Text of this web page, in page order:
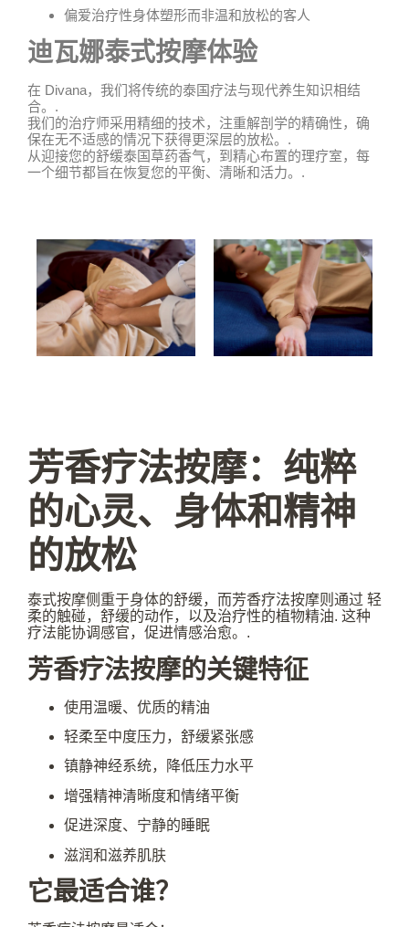
偏爱治疗性身体塑形而非温和放松的客人
迪瓦娜泰式按摩体验
在 Divana，我们将传统的泰国疗法与现代养生知识相结
合。.
我们的治疗师采用精细的技术，注重解剖学的精确性，确
保在无不适感的情况下获得更深层的放松。.
从迎接您的舒缓泰国草药香气，到精心布置的理疗室，每
一个细节都旨在恢复您的平衡、清晰和活力。.
芳香疗法按摩：纯粹
的心灵、身体和精神
的放松
泰式按摩侧重于身体的舒缓，而芳香疗法按摩则通过 轻
柔的触碰，舒缓的动作，以及治疗性的植物精油. 这种
疗法能协调感官，促进情感治愈。.
芳香疗法按摩的关键特征
使用温暖、优质的精油
轻柔至中度压力，舒缓紧张感
镇静神经系统，降低压力水平
增强精神清晰度和情绪平衡
促进深度、宁静的睡眠
滋润和滋养肌肤
它最适合谁？